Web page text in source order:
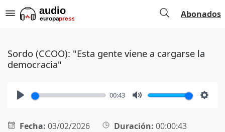
Abonados
Sordo (CCOO): "Esta gente viene a cargarse la
democracia"
00:43
Fecha: 03/02/2026 Duración: 00:00:43